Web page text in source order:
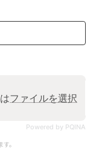
Powered by PQINA
ファイルを選択
。